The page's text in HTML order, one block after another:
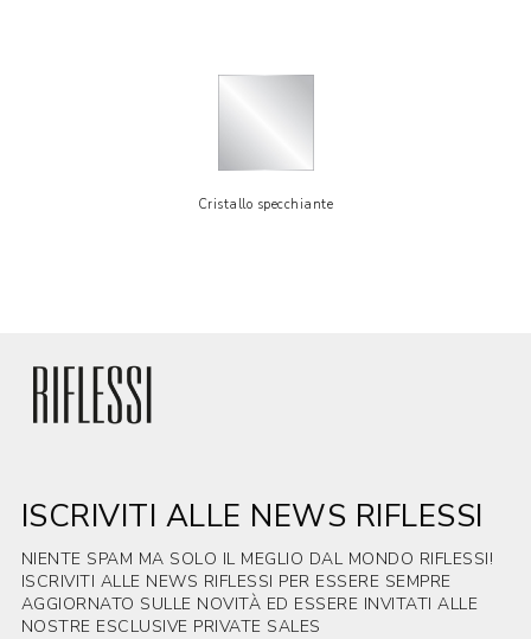
Cristallo specchiante
ISCRIVITI ALLE NEWS RIFLESSI
NIENTE SPAM MA SOLO IL MEGLIO DAL MONDO RIFLESSI!
ISCRIVITI ALLE NEWS RIFLESSI PER ESSERE SEMPRE
AGGIORNATO SULLE NOVITÀ ED ESSERE INVITATI ALLE
NOSTRE ESCLUSIVE PRIVATE SALES